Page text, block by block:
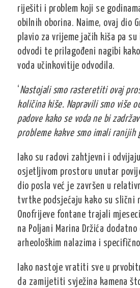
riješiti i problem koji se
obilnih oborina. Naime, ovaj dio
plavio za vrijeme jačih kiša pa
odvodi te prilagođeni nagibi
voda učinkovitije odvodila.
‘Nastojali smo rasteretiti ovaj
količina kiše. Napravili smo više
padove kako se voda ne bi
probleme kakve smo imali ranijih
Iako su radovi zahtjevni i
osjetljivom prostoru unutar
dio posla već je završen u
tvrtke podsjećaju kako su slični
Onofrijeve fontane trajali
na Poljani Marina Držića dodatno
arheološkim nalazima i
Iako nastoje vratiti sve u
da zamijetiti svježina kamena